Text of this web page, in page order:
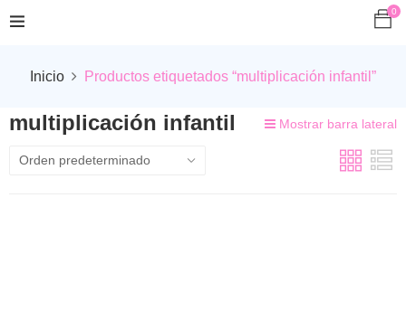
0
Inicio Productos etiquetados “multiplicación infantil”
multiplicación infantil Mostrar barra lateral